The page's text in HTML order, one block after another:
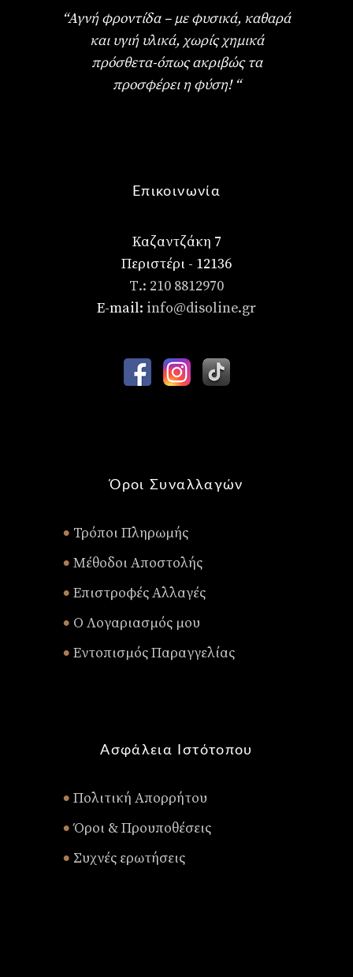
“Αγνή φροντίδα – με φυσικά, καθαρά
και υγιή υλικά, χωρίς χημικά
πρόσθετα-όπως ακριβώς τα
προσφέρει η φύση! “
Επικοινωνία
Καζαντζάκη 7
Περιστέρι - 12136
Τ.: 210 8812970
E-mail: info@disoline.gr
Όροι Συναλλαγών
• Τρόποι Πληρωμής
• Μέθοδοι Αποστολής
• Επιστροφές Αλλαγές
• Ο Λογαριασμός μου
• Εντοπισμός Παραγγελίας
Ασφάλεια Ιστότοπου
• Πολιτική Απορρήτου
• Όροι & Προυποθέσεις
• Συχνές ερωτήσεις